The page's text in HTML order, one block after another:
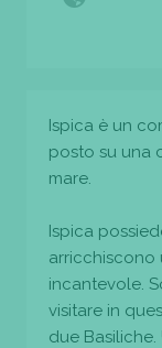
Ispica è un
posto su una
mare.
Ispica
arricchiscono
incantevole.
visitare in
due